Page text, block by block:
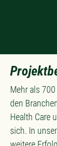
Mehr als
den
Health Care
sich. In